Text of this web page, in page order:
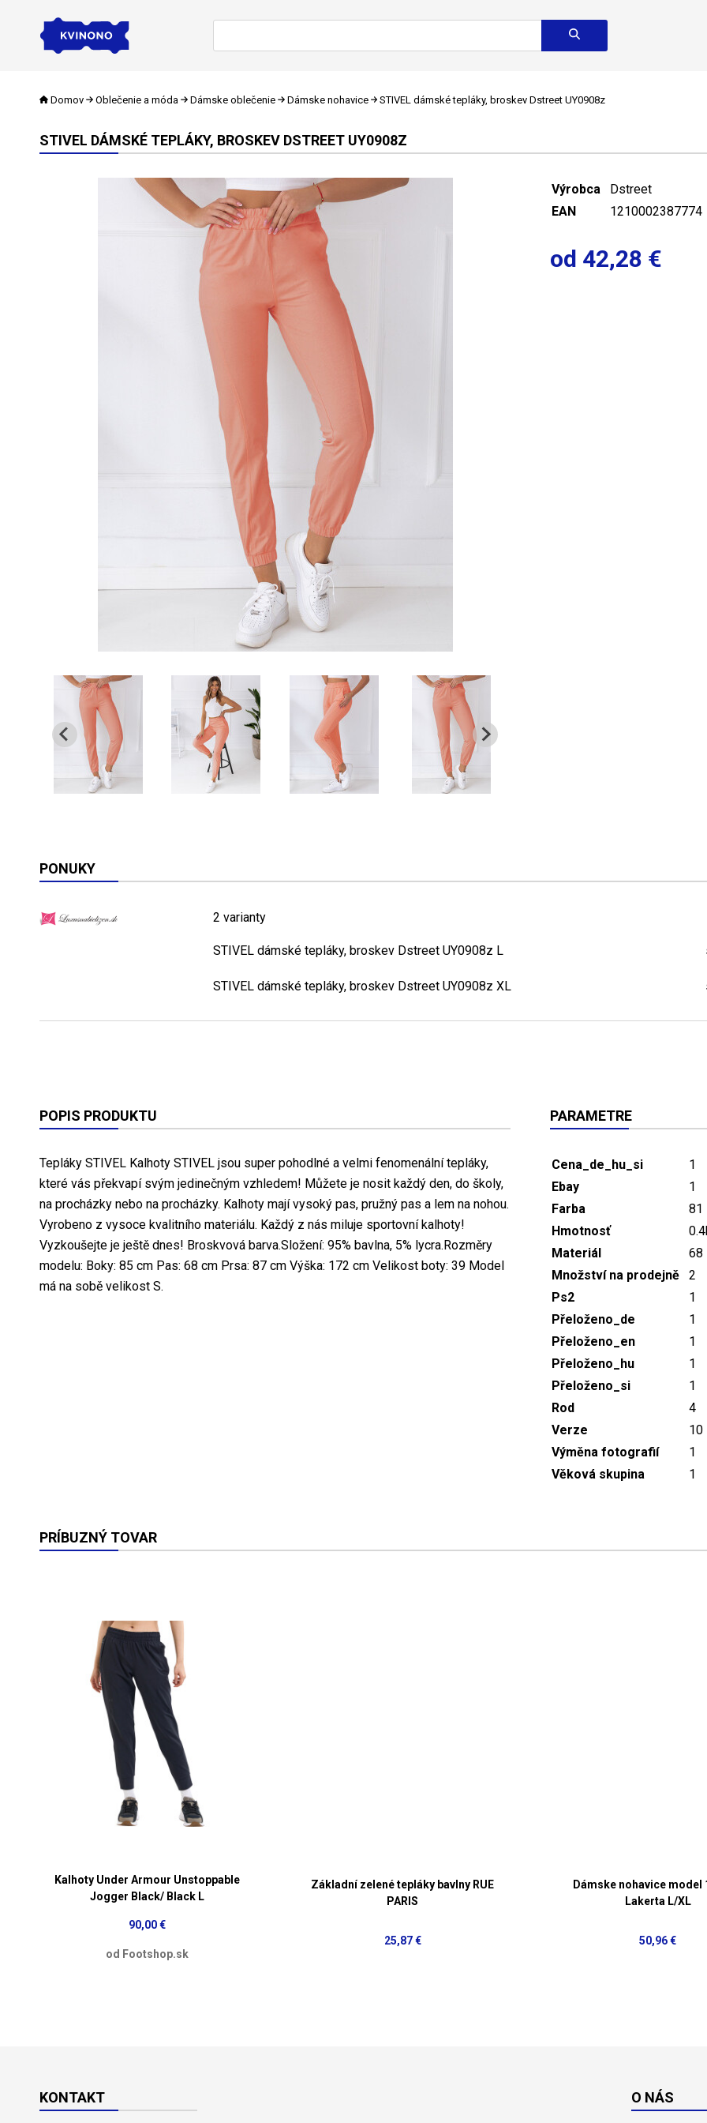
Domov Oblečenie a móda Dámske oblečenie Dámske nohavice STIVEL dámské tepláky, broskev Dstreet UY0908z
STIVEL DÁMSKÉ TEPLÁKY, BROSKEV DSTREET UY0908Z
Výrobca
Dstreet
EAN
1210002387774
od 42,28 €
PONUKY
2 varianty
STIVEL dámské tepláky, broskev Dstreet UY0908z L
STIVEL dámské tepláky, broskev Dstreet UY0908z XL
POPIS PRODUKTU
Tepláky STIVEL Kalhoty STIVEL jsou super pohodlné a velmi fenomenální tepláky,
které vás překvapí svým jedinečným vzhledem! Můžete je nosit každý den, do školy,
na procházky nebo na procházky. Kalhoty mají vysoký pas, pružný pas a lem na nohou.
Vyrobeno z vysoce kvalitního materiálu. Každý z nás miluje sportovní kalhoty!
Vyzkoušejte je ještě dnes! Broskvová barva.Složení: 95% bavlna, 5% lycra.Rozměry
modelu: Boky: 85 cm Pas: 68 cm Prsa: 87 cm Výška: 172 cm Velikost boty: 39 Model
má na sobě velikost S.
PARAMETRE
Cena_de_hu_si
1
Ebay
1
Farba
81
Hmotnosť
Materiál
68
Množství na prodejně
2
Ps2
1
Přeloženo_de
1
Přeloženo_en
1
Přeloženo_hu
1
Přeloženo_si
1
Rod
4
Verze
10
Výměna fotografií
1
Věková skupina
1
PRÍBUZNÝ TOVAR
Kalhoty Under Armour Unstoppable
Jogger Black/ Black L
90,00 €
od Footshop.sk
Základní zelené tepláky bavlny RUE
PARIS
25,87 €
Dámske nohavice model
Lakerta L/XL
50,96 €
KONTAKT O NÁS